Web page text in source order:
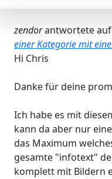
zendorantwortete
einer Kategorie mit
Hi Chris
Danke für deine
Ich habe es mit
kann da aber nur
das Maximum
gesamte "infotext"
komplett mit Bildern